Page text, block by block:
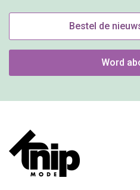
Bestel de
Word